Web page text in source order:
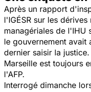
Après un rapport
l'IGÉSR sur les
managériales de l'IHU
le gouvernement avait
dernier saisir la
Marseille est toujours
l'AFP.
Interrogé dimanche